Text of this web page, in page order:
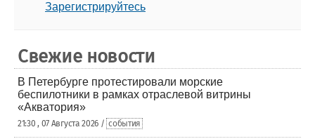
Зарегистрируйтесь
Свежие новости
В Петербурге протестировали морские
беспилотники в рамках отраслевой витрины
«Акватория»
21:30 , 07 Августа 2026 / события